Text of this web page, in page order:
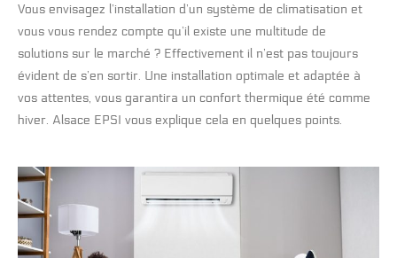
Vous envisagez l’installation d’un système de climatisation et
vous vous rendez compte qu’il existe une multitude de
solutions sur le marché ? Effectivement il n’est pas toujours
évident de s’en sortir. Une installation optimale et adaptée à
vos attentes, vous garantira un confort thermique été comme
hiver. Alsace EPSI vous explique cela en quelques points.